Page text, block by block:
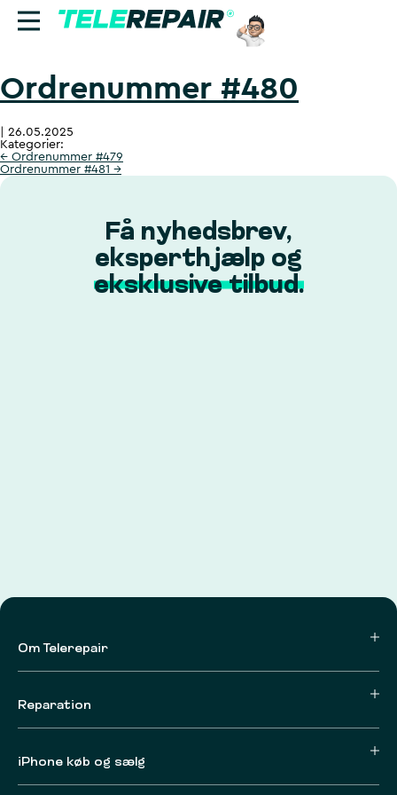
Reparation
Sælg
Find butik
Ring til os:
+45 70 60 55 90
Ordrenummer #480
26.05.2025
Kategorier:
← Ordrenummer #479
Ordrenummer #481 →
Få nyhedsbrev,
eksperthjælp og
eksklusive tilbud.
Om Telerepair
Reparation
iPhone køb og sælg